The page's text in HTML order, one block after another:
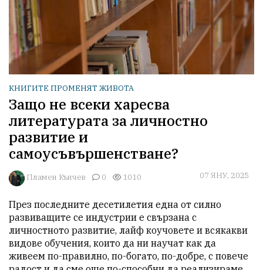
КНИГИТЕ ПРОМЕНЯТ ЖИВОТА
Защо не всеки харесва
литературата за личностно
развитие и
самоусъвършенстване?
Пламен Кънчев 0 1010 07 ЯНУ, 2025
През последните десетилетия една от силно
развиващите се индустрии е свързана с
личностното развитие, лайф коучовете и всякакви
видове обучения, които да ни научат как да
живеем по-правилно, по-богато, по-добре, с повече